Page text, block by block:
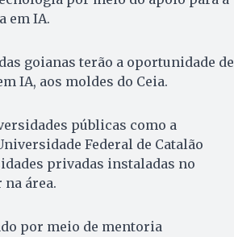
em IA.
goianas terão a oportunidade de
IA, aos moldes do Ceia.
públicas como a
Federal de Catalão
privadas instaladas no
área.
por meio de mentoria